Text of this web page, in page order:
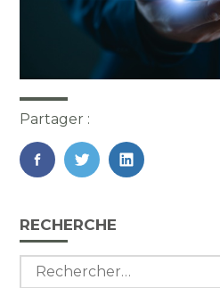
Partager :
FaceBook
TwitterLinkedIn
Blog
sidebar
RECHERCHE
Rechercher :